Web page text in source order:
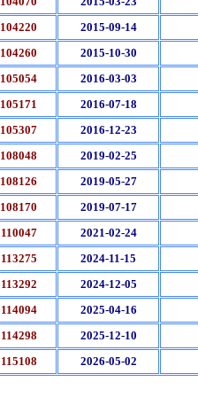
104220
2015-09-14
104260
2015-10-30
105054
2016-03-03
105171
2016-07-18
105307
2016-12-23
108048
2019-02-25
108126
2019-05-27
108170
2019-07-17
110047
2021-02-24
113275
2024-11-15
113292
2024-12-05
114094
2025-04-16
114298
2025-12-10
115108
2026-05-02